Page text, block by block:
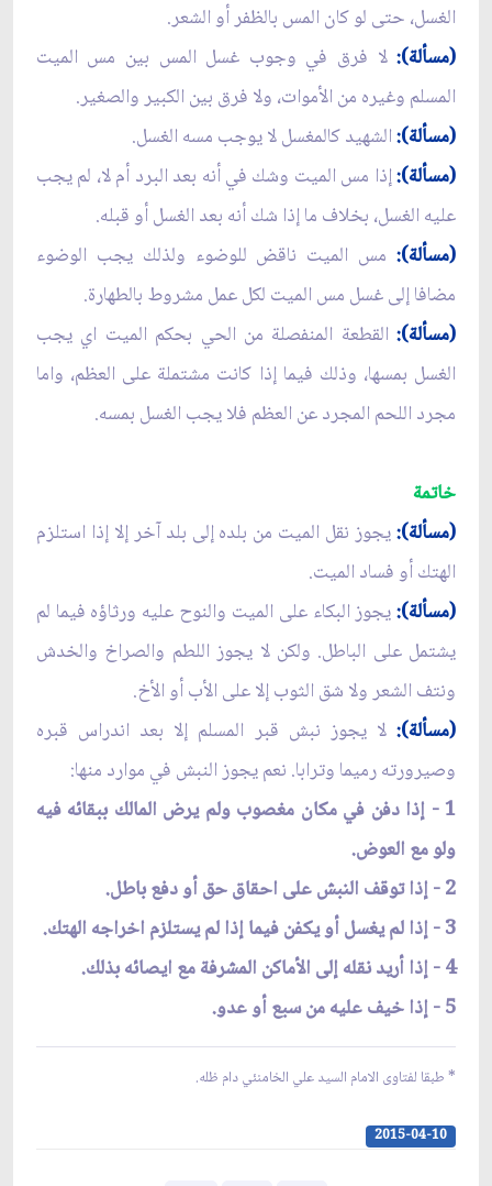
الغسل، حتى لو كان المس بالظفر أو الشعر.
(مسألة):لا فرق في وجوب غسل المس بين مس الميت
المسلم وغيره من الأموات، ولا فرق بين الكبير والصغير.
(مسألة):الشهيد كالمغسل لا يوجب مسه الغسل.
(مسألة):إذا مس الميت وشك في أنه بعد البرد أم لا، لم يجب
عليه الغسل، بخلاف ما إذا شك أنه بعد الغسل أو قبله.
(مسألة):مس الميت ناقض للوضوء ولذلك يجب الوضوء
مضافا إلى غسل مس الميت لكل عمل مشروط بالطهارة.
(مسألة):القطعة المنفصلة من الحي بحكم الميت اي يجب
الغسل بمسها، وذلك فيما إذا كانت مشتملة على العظم، واما
مجرد اللحم المجرد عن العظم فلا يجب الغسل بمسه.
خاتمة
(مسألة):يجوز نقل الميت من بلده إلى بلد آخر إلا إذا استلزم
الهتك أو فساد الميت.
(مسألة):يجوز البكاء على الميت والنوح عليه ورثاؤه فيما لم
يشتمل على الباطل. ولكن لا يجوز اللطم والصراخ والخدش
ونتف الشعر ولا شق الثوب إلا على الأب أو الأخ.
(مسألة):لا يجوز نبش قبر المسلم إلا بعد اندراس قبره
وصيرورته رميما وترابا. نعم يجوز النبش في موارد منها:
1 - إذا دفن في مكان مغصوب ولم يرض المالك ببقائه فيه
ولو مع العوض.
2 - إذا توقف النبش على احقاق حق أو دفع باطل.
3 - إذا لم يغسل أو يكفن فيما إذا لم يستلزم اخراجه الهتك.
4 - إذا أريد نقله إلى الأماكن المشرفة مع ايصائه بذلك.
5 - إذا خيف عليه من سبع أو عدو.
* طبقا لفتاوى الامام السيد علي الخامنئي دام ظله.
2015-04-10